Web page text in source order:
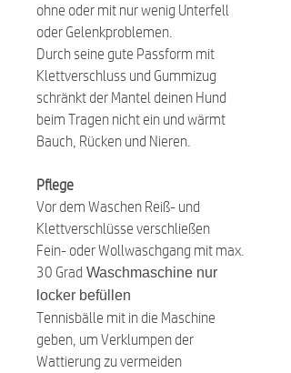
ohne oder mit nur wenig Unterfell
oder Gelenkproblemen.
Durch seine gute Passform mit
Klettverschluss und Gummizug
schränkt der Mantel deinen Hund
beim Tragen nicht ein und wärmt
Bauch, Rücken und Nieren.
Pflege
Vor dem Waschen Reiß- und
Klettverschlüsse verschließen
Fein- oder Wollwaschgang mit max.
30 Grad Waschmaschine nur
locker befüllen
Tennisbälle mit in die Maschine
geben, um Verklumpen der
Wattierung zu vermeiden